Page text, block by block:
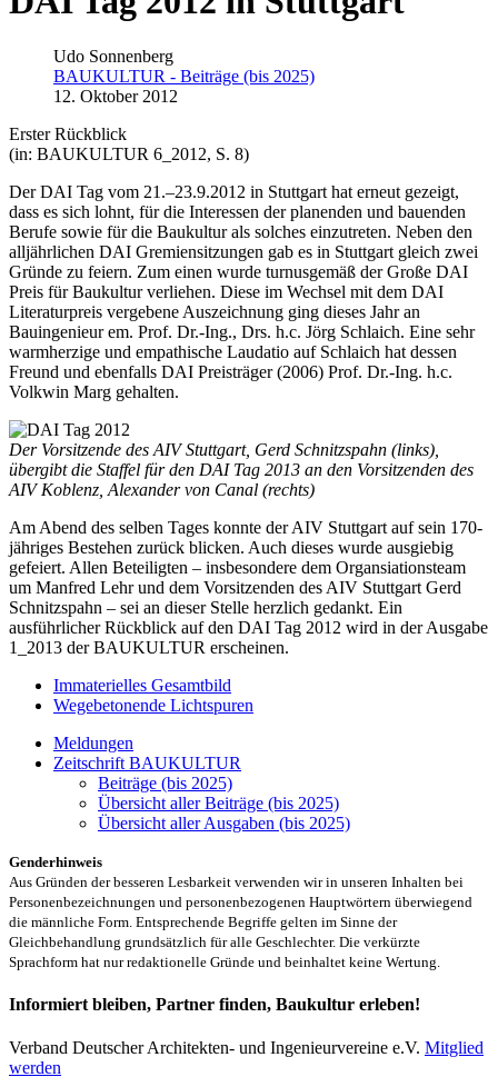
Udo Sonnenberg
BAUKULTUR - Beiträge (bis 2025)
12. Oktober 2012
Erster Rückblick
(in: BAUKULTUR 6_2012, S. 8)
Der DAI Tag vom 21.–23.9.2012 in Stuttgart hat erneut gezeigt,
dass es sich lohnt, für die Interessen der planenden und bauenden
Berufe sowie für die Baukultur als solches einzutreten. Neben den
alljährlichen DAI Gremiensitzungen gab es in Stuttgart gleich zwei
Gründe zu feiern. Zum einen wurde turnusgemäß der Große DAI
Preis für Baukultur verliehen. Diese im Wechsel mit dem DAI
Literaturpreis vergebene Auszeichnung ging dieses Jahr an
Bauingenieur em. Prof. Dr.-Ing., Drs. h.c. Jörg Schlaich. Eine sehr
warmherzige und empathische Laudatio auf Schlaich hat dessen
Freund und ebenfalls DAI Preisträger (2006) Prof. Dr.-Ing. h.c.
Volkwin Marg gehalten.
Der Vorsitzende des AIV Stuttgart, Gerd Schnitzspahn (links),
übergibt die Staffel für den DAI Tag 2013 an den Vorsitzenden des
AIV Koblenz, Alexander von Canal (rechts)
Am Abend des selben Tages konnte der AIV Stuttgart auf sein 170-
jähriges Bestehen zurück blicken. Auch dieses wurde ausgiebig
gefeiert. Allen Beteiligten – insbesondere dem Organsiationsteam
um Manfred Lehr und dem Vorsitzenden des AIV Stuttgart Gerd
Schnitzspahn – sei an dieser Stelle herzlich gedankt. Ein
ausführlicher Rückblick auf den DAI Tag 2012 wird in der Ausgabe
1_2013 der BAUKULTUR erscheinen.
Immaterielles Gesamtbild
Wegebetonende Lichtspuren
Meldungen
Zeitschrift BAUKULTUR
Beiträge (bis 2025)
Übersicht aller Beiträge (bis 2025)
Übersicht aller Ausgaben (bis 2025)
Genderhinweis
Aus Gründen der besseren Lesbarkeit verwenden wir in unseren Inhalten bei
Personenbezeichnungen und personenbezogenen Hauptwörtern überwiegend
die männliche Form. Entsprechende Begriffe gelten im Sinne der
Gleichbehandlung grundsätzlich für alle Geschlechter. Die verkürzte
Sprachform hat nur redaktionelle Gründe und beinhaltet keine Wertung.
Informiert bleiben, Partner finden, Baukultur erleben!
Verband Deutscher Architekten- und Ingenieurvereine e.V. Mitglied
werden